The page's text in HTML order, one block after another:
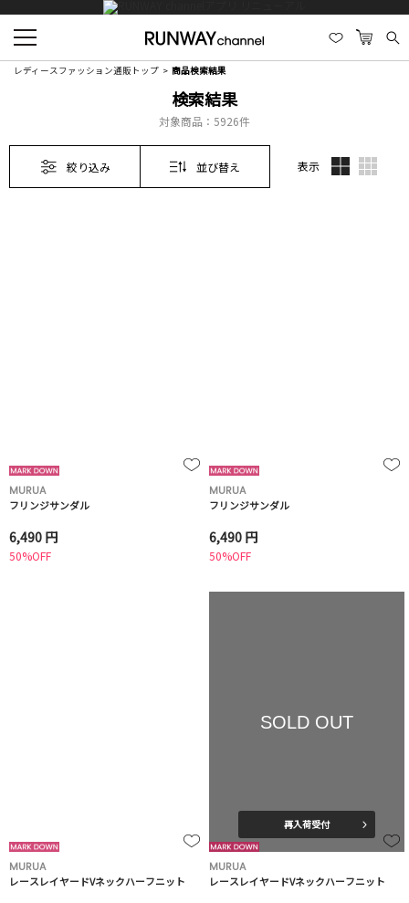
レディースファッション通販トップ 商品検索結果
検索結果
対象商品： 5926件
絞り込み 並び替え 表示
MURUA
フリンジサンダル
6,490 円
50%OFF
MURUA
フリンジサンダル
6,490 円
50%OFF
MURUA
レースレイヤードVネックハーフニット
SOLD OUT
再入荷受付
MURUA
レースレイヤードVネックハーフニット